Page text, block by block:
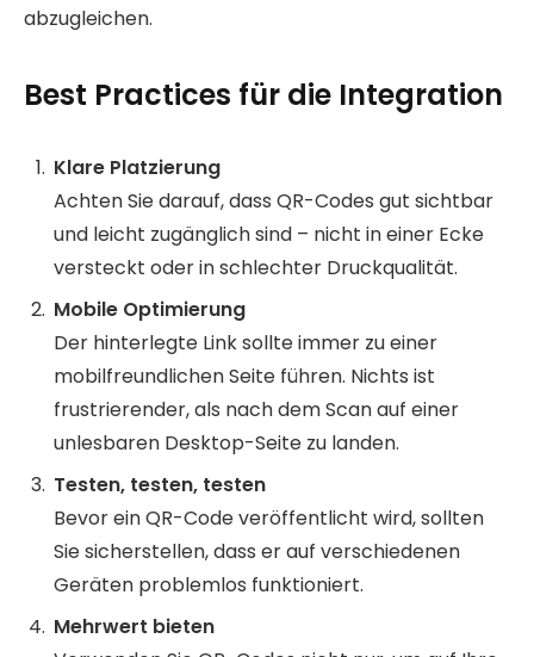
abzugleichen.
Best Practices für die Integration
Klare Platzierung
Achten Sie darauf, dass QR-Codes gut sichtbar
und leicht zugänglich sind – nicht in einer Ecke
versteckt oder in schlechter Druckqualität.
Mobile Optimierung
Der hinterlegte Link sollte immer zu einer
mobilfreundlichen Seite führen. Nichts ist
frustrierender, als nach dem Scan auf einer
unlesbaren Desktop-Seite zu landen.
Testen, testen, testen
Bevor ein QR-Code veröffentlicht wird, sollten
Sie sicherstellen, dass er auf verschiedenen
Geräten problemlos funktioniert.
Mehrwert bieten